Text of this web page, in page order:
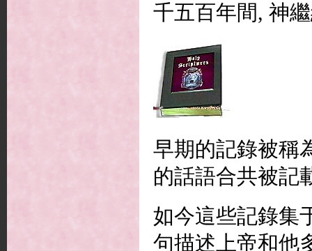
千五百年間, 神
早期的記錄被稱
的話語合共被記
如今這些記錄集
句描述上帝和他